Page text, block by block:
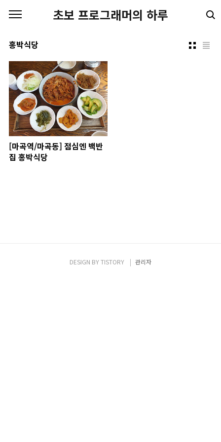
초보 프로그래머의 하루
홍박식당
[마곡역/마곡동] 점심엔 백반
집 홍박식당
DESIGN BYTISTORY 관리자